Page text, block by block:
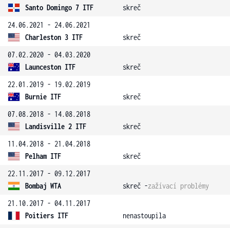
Santo Domingo 7 ITF
skreč
24.06.2021 - 24.06.2021
Charleston 3 ITF
skreč
07.02.2020 - 04.03.2020
Launceston ITF
skreč
22.01.2019 - 19.02.2019
Burnie ITF
skreč
07.08.2018 - 14.08.2018
Landisville 2 ITF
skreč
11.04.2018 - 21.04.2018
Pelham ITF
skreč
22.11.2017 - 09.12.2017
Bombaj WTA
skreč -zažívací problémy
21.10.2017 - 04.11.2017
Poitiers ITF
nenastoupila